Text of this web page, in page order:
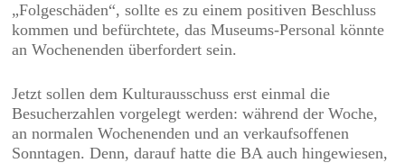
„Folgeschäden“, sollte es zu einem positiven Beschluss
kommen und befürchtete, das Museums-Personal könnte
an Wochenenden überfordert sein.
Jetzt sollen dem Kulturausschuss erst einmal die
Besucherzahlen vorgelegt werden: während der Woche,
an normalen Wochenenden und an verkaufsoffenen
Sonntagen. Denn, darauf hatte die BA auch hingewiesen,